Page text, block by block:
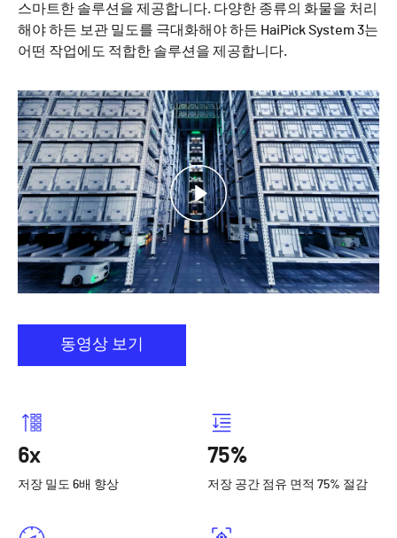
동영상 보기
스마트한 솔루션을 제공합니다. 다양한 종류의 화물을 처리
해야 하든 보관 밀도를 극대화해야 하든 HaiPick System 3는
어떤 작업에도 적합한 솔루션을 제공합니다.
6x
저장 밀도 6배 향상
75%
저장 공간 점유 면적 75% 절감